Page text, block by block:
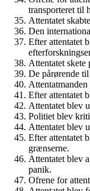
transporteret til
Attentatet
Den
Efter attentatet
Attentatet skete
De pårørende
Efter attentatet
Attentatet blev
Politiet blev
Attentatet blev
Efter attentatet
grænserne.
Attentatet blev
panik.
Ofrene for